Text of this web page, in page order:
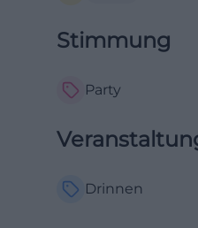
Stimmung
Party
Drinnen